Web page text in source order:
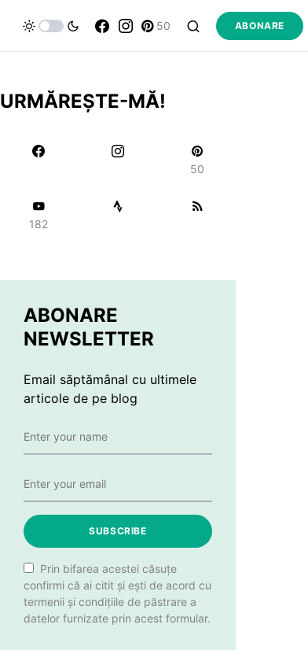
50 ABONARE
URMĂREȘTE-MĂ!
50
182
ABONARE
NEWSLETTER
Email săptămânal cu ultimele
articole de pe blog
SUBSCRIBE
Prin bifarea acestei căsuțe
confirmi că ai citit și ești de acord cu
termenii și condițiile de păstrare a
datelor furnizate prin acest formular.